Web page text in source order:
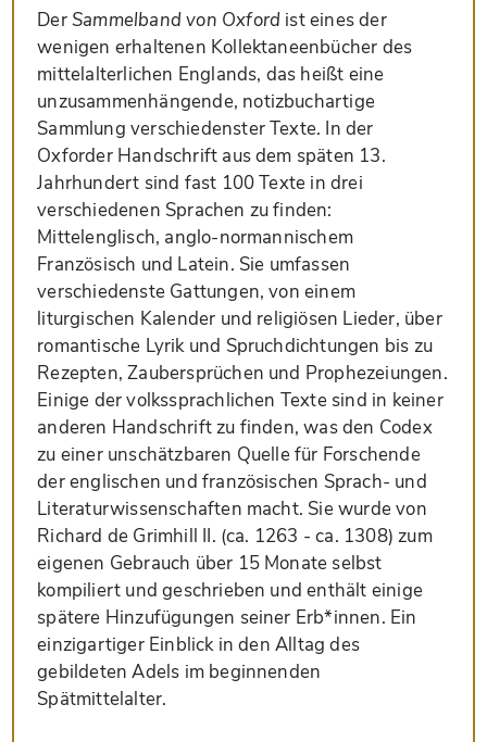
DerSammelband von Oxford ist eines der
wenigen erhaltenen Kollektaneenbücher des
mittelalterlichen Englands, das heißt eine
unzusammenhängende, notizbuchartige
Sammlung verschiedenster Texte. In der
Oxforder Handschrift aus dem späten 13.
Jahrhundert sind fast 100 Texte in drei
verschiedenen Sprachen zu finden:
Mittelenglisch, anglo-normannischem
Französisch und Latein. Sie umfassen
verschiedenste Gattungen, von einem
liturgischen Kalender und religiösen Lieder, über
romantische Lyrik und Spruchdichtungen bis zu
Rezepten, Zaubersprüchen und Prophezeiungen.
Einige der volkssprachlichen Texte sind in keiner
anderen Handschrift zu finden, was den Codex
zu einer unschätzbaren Quelle für Forschende
der englischen und französischen Sprach- und
Literaturwissenschaften macht. Sie wurde von
Richard de Grimhill II. (ca. 1263 - ca. 1308) zum
eigenen Gebrauch über 15 Monate selbst
kompiliert und geschrieben und enthält einige
spätere Hinzufügungen seiner Erb*innen. Ein
einzigartiger Einblick in den Alltag des
gebildeten Adels im beginnenden
Spätmittelalter.